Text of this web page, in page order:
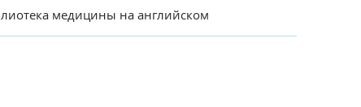
медицины на английском